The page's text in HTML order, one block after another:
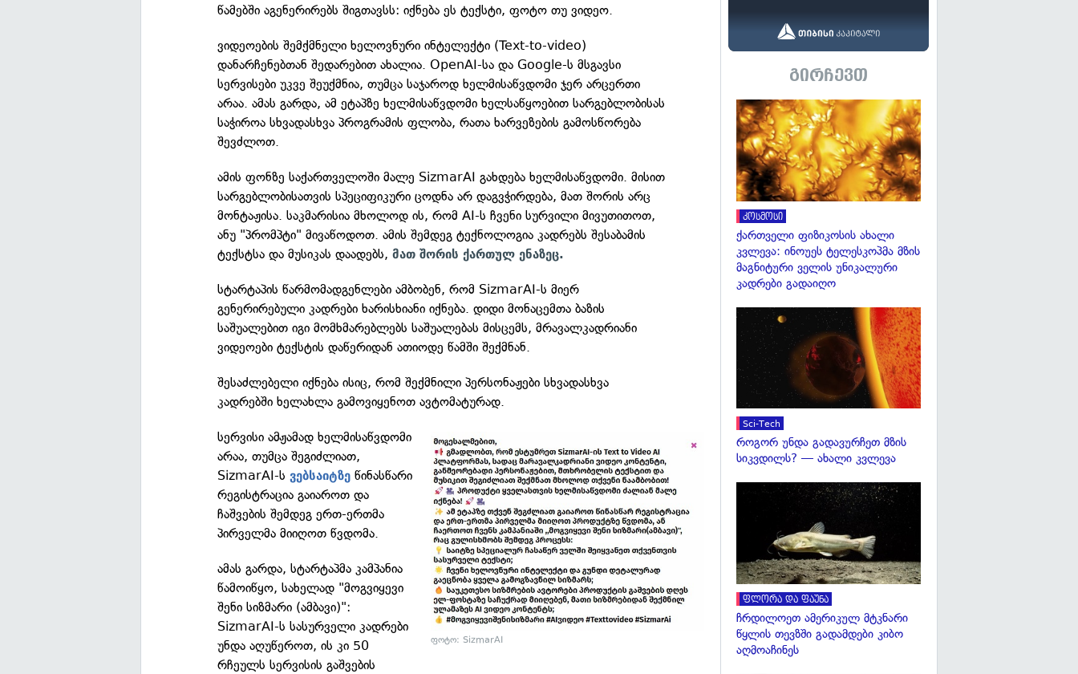
წამებში აგენერირებს შიგთავსს: იქნება ეს ტექსტი, ფოტო თუ ვიდეო.
ვიდეოების შემქმნელი ხელოვნური ინტელექტი (Text-to-video)
დანარჩენებთან შედარებით ახალია. OpenAI-სა და Google-ს მსგავსი
სერვისები უკვე შეუქმნია, თუმცა საჯაროდ ხელმისაწვდომი ჯერ არცერთი
არაა. ამას გარდა, ამ ეტაპზე ხელმისაწვდომი ხელსაწყოებით სარგებლობისას
საჭიროა სხვადასხვა პროგრამის ფლობა, რათა ხარვეზების გამოსწორება
შევძლოთ.
ამის ფონზე საქართველოში მალე SizmarAI გახდება ხელმისაწვდომი. მისით
სარგებლობისათვის სპეციფიკური ცოდნა არ დაგვჭირდება, მათ შორის არც
მონტაჟისა. საკმარისია მხოლოდ ის, რომ AI-ს ჩვენი სურვილი მივუთითოთ,
ანუ "პრომპტი" მივაწოდოთ. ამის შემდეგ ტექნოლოგია კადრებს შესაბამის
ტექსტსა და მუსიკას დაადებს,მათ შორის ქართულ ენაზეც.
სტარტაპის წარმომადგენლები ამბობენ, რომ SizmarAI-ს მიერ
გენერირებული კადრები ხარისხიანი იქნება. დიდი მონაცემთა ბაზის
საშუალებით იგი მომხმარებლებს საშუალებას მისცემს, მრავალკადრიანი
ვიდეოები ტექსტის დაწერიდან ათიოდე წამში შექმნან.
შესაძლებელი იქნება ისიც, რომ შექმნილი პერსონაჟები სხვადასხვა
კადრებში ხელახლა გამოვიყენოთ ავტომატურად.
ფოტო: SizmarAI
სერვისი ამჟამად ხელმისაწვდომი
არაა, თუმცა შეგიძლიათ,
SizmarAI-სვებსაიტზე წინასწარი
რეგისტრაცია გაიაროთ და
ჩაშვების შემდეგ ერთ-ერთმა
პირველმა მიიღოთ წვდომა.
ამას გარდა, სტარტაპმა კამპანია
წამოიწყო, სახელად "მოგვიყევი
შენი სიზმარი (ამბავი)":
SizmarAI-ს სასურველი კადრები
უნდა აღუწეროთ, ის კი 50
რჩეულს სერვისის გაშვების
გირჩევთ
კოსმოსი
ქართველი ფიზიკოსის ახალი
კვლევა: ინოუეს ტელესკოპმა მზის
მაგნიტური ველის უნიკალური
კადრები გადაიღო
Sci-Tech
როგორ უნდა გადავურჩეთ მზის
სიკვდილს? — ახალი კვლევა
ფლორა და ფაუნა
ჩრდილოეთ ამერიკულ მტკნარი
წყლის თევზში გადამდები კიბო
აღმოაჩინეს